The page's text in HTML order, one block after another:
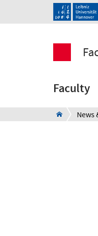
Faculty
News